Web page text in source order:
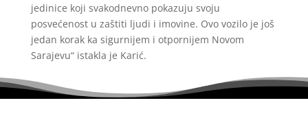
jedinice koji svakodnevno pokazuju svoju
posvećenost u zaštiti ljudi i imovine. Ovo vozilo je još
jedan korak ka sigurnijem i otpornijem Novom
Sarajevu“ istakla je Karić.